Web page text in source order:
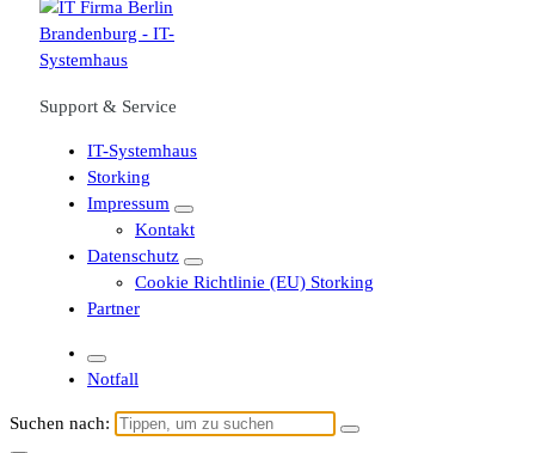
Support & Service
IT-Systemhaus
Storking
Impressum
Kontakt
Datenschutz
Cookie Richtlinie (EU) Storking
Partner
Notfall
Suchen nach: